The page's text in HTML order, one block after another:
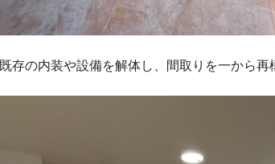
既存の内装や設備を解体し、間取りを一から再